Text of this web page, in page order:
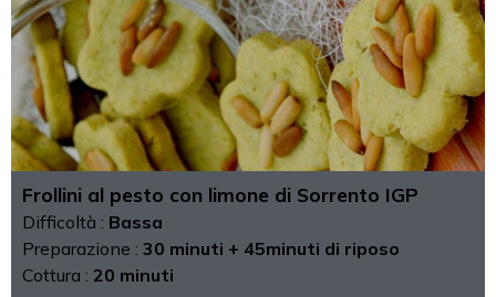
Frollini al pesto con limone di Sorrento IGP
Difficoltà : Bassa
Preparazione : 30 minuti + 45minuti di riposo
Cottura : 20 minuti